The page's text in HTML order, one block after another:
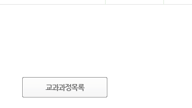
교과과정목록